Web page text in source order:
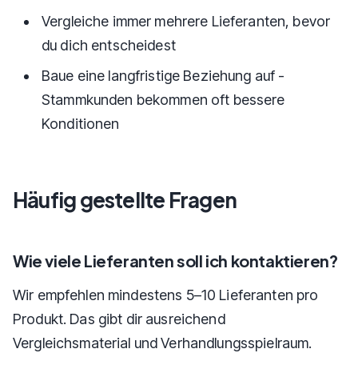
Vergleiche immer mehrere Lieferanten, bevor
du dich entscheidest
Baue eine langfristige Beziehung auf -
Stammkunden bekommen oft bessere
Konditionen
Häufig gestellte Fragen
Wie viele Lieferanten soll ich kontaktieren?
Wir empfehlen mindestens 5–10 Lieferanten pro
Produkt. Das gibt dir ausreichend
Vergleichsmaterial und Verhandlungsspielraum.